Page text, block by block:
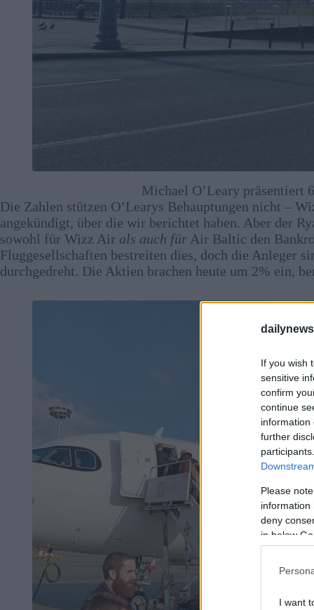
If you wish
sensitive
confirm
continue
information
further
Please
information
deny
in below
I want
Michael O’Leary präsentiert
Die Zahlen stützen O’Learys Behauptungen nicht –
angekündigt, über die wir berichtet haben. Aber der
sowohl für Wizz Air als auch für Air Baltic den
Fluggesellschaften bestreiten dies, doch die Anleger
durchgedreht. Die Aktien brachen heute um 2% ein,